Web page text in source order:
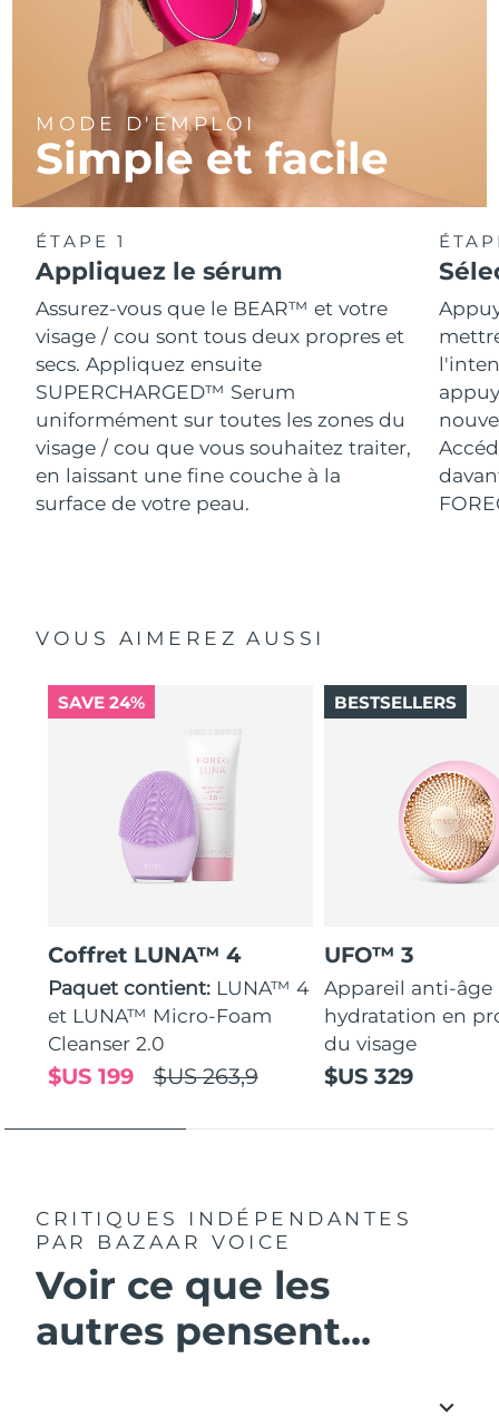
MODE D'EMPLOI
Simple et facile
ÉTAPE 1
Appliquez le sérum
Assurez-vous que le BEAR™ et votre
visage / cou sont tous deux propres et
secs. Appliquez ensuite
SUPERCHARGED™ Serum
uniformément sur toutes les zones du
visage / cou que vous souhaitez traiter,
en laissant une fine couche à la
surface de votre peau.
VOUS AIMEREZ AUSSI
SAVE 24%
Coffret LUNA™ 4
Paquet contient: LUNA™ 4
et LUNA™ Micro-Foam
Cleanser 2.0
$US 263,9
$US 199
UFO™ 3
Appareil anti-
hydratation en
du visage
$US 329
BESTSELLERS
CRITIQUES INDÉPENDANTES
PAR BAZAAR VOICE
Voir ce que les
autres pensent...